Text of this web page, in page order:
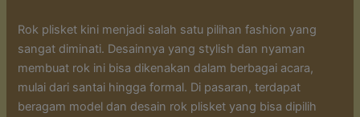
Rok plisket kini menjadi salah satu pilihan fashion yang
sangat diminati. Desainnya yang stylish dan nyaman
membuat rok ini bisa dikenakan dalam berbagai acara,
mulai dari santai hingga formal. Di pasaran, terdapat
beragam model dan desain rok plisket yang bisa dipilih